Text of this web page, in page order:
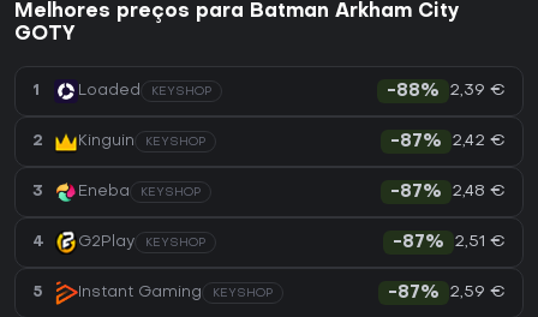
Melhores preços para Batman Arkham City
GOTY
1 Loaded KEYSHOP -88% 2,39 €
2 Kinguin KEYSHOP -87% 2,42 €
3 Eneba KEYSHOP -87% 2,48 €
4 G2Play KEYSHOP -87% 2,51 €
5 Instant Gaming KEYSHOP -87% 2,59 €